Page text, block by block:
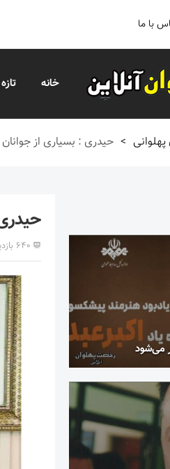
با ما
خانه
> حیدری : بسیاری از
می‌شود
۶۴۰ بازدید